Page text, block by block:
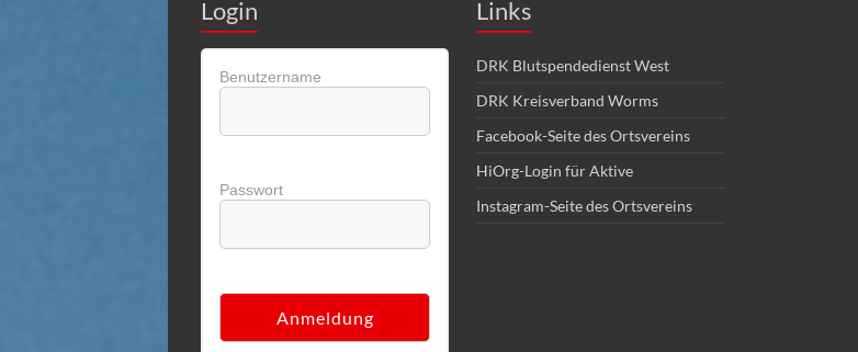
Login
Benutzername
Passwort
Links
DRK Blutspendedienst West
DRK Kreisverband Worms
Facebook-Seite des Ortsvereins
HiOrg-Login für Aktive
Instagram-Seite des Ortsvereins